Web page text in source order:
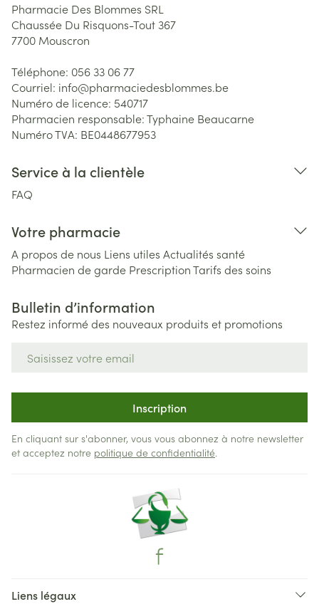
Pharmacie Des Blommes SRL
Chaussée Du Risquons-Tout 367
7700 Mouscron
Téléphone: 056 33 06 77
Courriel: info@pharmaciedesblommes.be
Numéro de licence: 540717
Pharmacien responsable:Typhaine Beaucarne
Numéro TVA: BE0448677953
Service à la clientèle
FAQ
Votre pharmacie
A propos de nous Liens utiles Actualités santé
Pharmacien de garde PrescriptionTarifs des soins
Bulletin d’information
Restez informé des nouveaux produits et promotions
Inscription
En cliquant sur s'abonner, vous vous abonnez à notre newsletter
et acceptez notre politique de confidentialité.
Liens légaux